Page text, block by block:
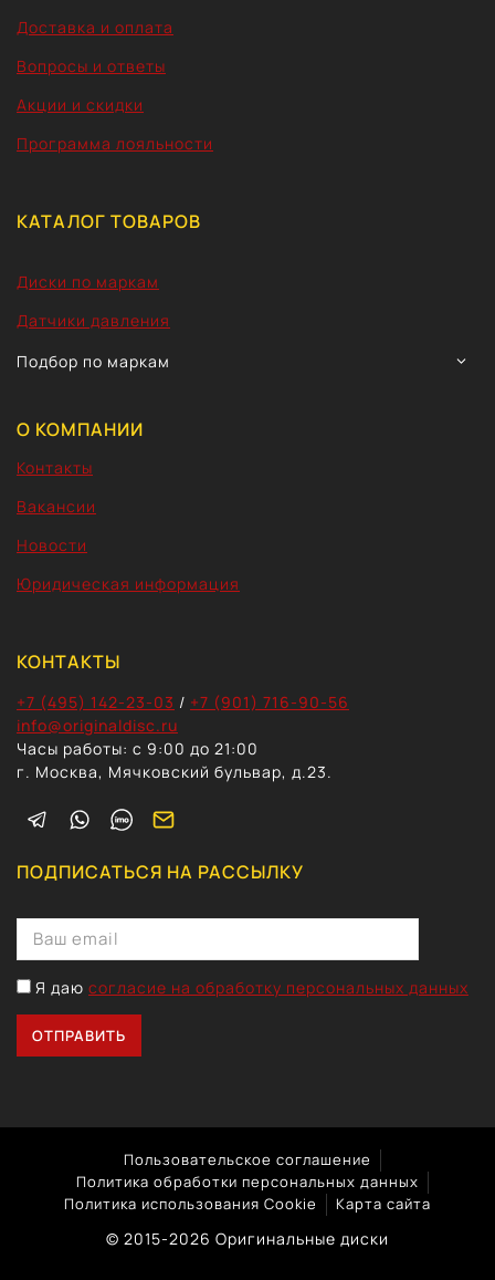
Доставка и оплата
Вопросы и ответы
Акции и скидки
Программа лояльности
КАТАЛОГ ТОВАРОВ
Диски по маркам
Датчики давления
Подбор по маркам
О КОМПАНИИ
Контакты
Вакансии
Новости
Юридическая информация
КОНТАКТЫ
+7 (495) 142-23-03 / +7 (901) 716-90-56
info@originaldisc.ru
Часы работы: с 9:00 до 21:00
г. Москва, Мячковский бульвар, д.23.
ПОДПИСАТЬСЯ НА РАССЫЛКУ
Я даю согласие на обработку персональных данных
Пользовательское соглашение
Политика обработки персональных данных
Политика использования Cookie
Карта сайта
© 2015-2026 Оригинальные диски